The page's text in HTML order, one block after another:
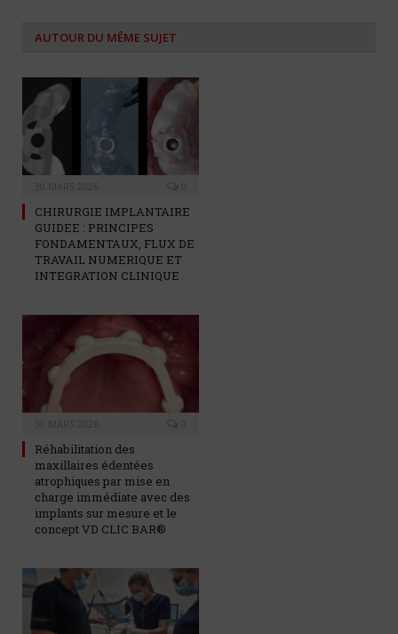
AUTOUR DU MÊME SUJET
CHIRURGIE IMPLANTAIRE
GUIDEE : PRINCIPES
FONDAMENTAUX, FLUX DE
TRAVAIL NUMERIQUE ET
INTEGRATION CLINIQUE
Réhabilitation des
maxillaires édentées
atrophiques par mise en
charge immédiate avec des
implants sur mesure et le
concept VD CLIC BAR®